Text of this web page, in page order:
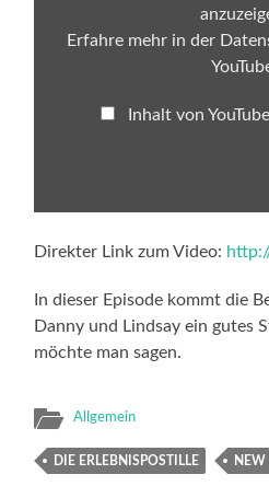
Erfahre mehr in der
Inhalt von
Direkter Link zum Video:
In dieser Episode kommt die
Danny und Lindsay ein gutes
möchte man sagen.
Allgemein
DIE ERLEBNISPOSTILLE NEW